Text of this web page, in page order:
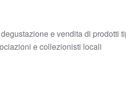
e vendita di prodotti
e collezionisti locali